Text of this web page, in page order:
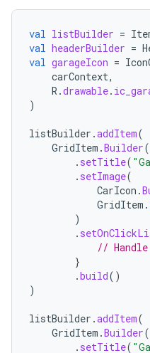
val listBuilder =
val headerBuilder =
val garageIcon =
carContext,
R .drawable.
)
listBuilder .addItem(
GridItem .Builder
. setTitle(
. setImage(
CarIcon .
GridItem .
)
.
//
}
.build()
)
listBuilder .addItem(
GridItem .Builder
. setTitle(